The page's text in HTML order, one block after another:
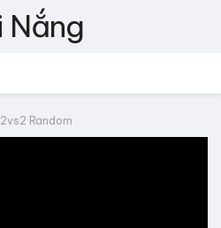
2vs2 Random